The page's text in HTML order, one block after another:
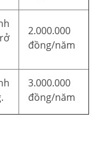
2.000.000
đồng/năm
3.000.000
đồng/năm